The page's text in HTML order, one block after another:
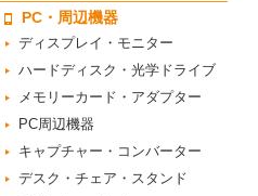
PC・周辺機器
ディスプレイ・モニター
ハードディスク・光学ドライブ
メモリーカード・アダプター
PC周辺機器
キャプチャー・コンバーター
デスク・チェア・スタンド